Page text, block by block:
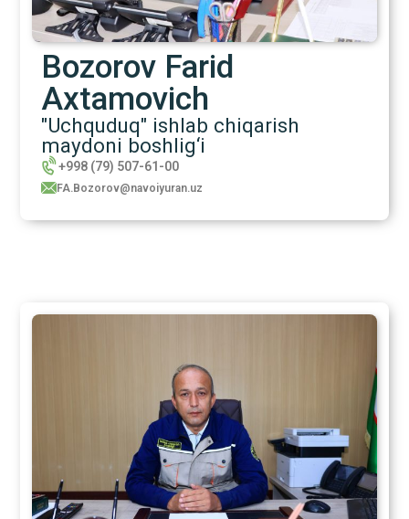
Bozorov Farid
Axtamovich
"Uchquduq" ishlab chiqarish
maydoni boshlig‘i
+998 (79) 507-61-00
FA.Bozorov@navoiyuran.uz